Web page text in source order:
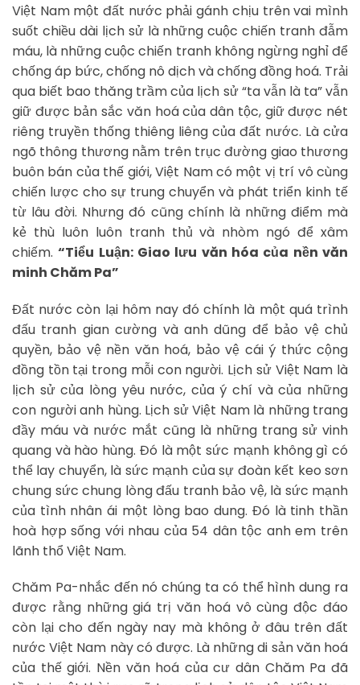
Việt Nam một đất nước phải gánh chịu trên vai mình
suốt chiều dài lịch sử là những cuộc chiến tranh đẫm
máu, là những cuộc chiến tranh không ngừng nghỉ để
chống áp bức, chống nô dịch và chống đồng hoá. Trải
qua biết bao thăng trầm của lịch sử “ta vẫn là ta” vẫn
giữ được bản sắc văn hoá của dân tộc, giữ được nét
riêng truyền thống thiêng liêng của đất nước. Là cửa
ngõ thông thương nằm trên trục đường giao thương
buôn bán của thế giới, Việt Nam có một vị trí vô cùng
chiến lược cho sự trung chuyển và phát triển kinh tế
từ lâu đời. Nhưng đó cũng chính là những điểm mà
kẻ thù luôn luôn tranh thủ và nhòm ngó để xâm
chiếm.“Tiểu Luận: Giao lưu văn hóa của nền văn
minh Chăm Pa”
Đất nước còn lại hôm nay đó chính là một quá trình
đấu tranh gian cường và anh dũng để bảo vệ chủ
quyền, bảo vệ nền văn hoá, bảo vệ cái ý thức cộng
đồng tồn tại trong mỗi con người. Lịch sử Việt Nam là
lịch sử của lòng yêu nước, của ý chí và của những
con người anh hùng. Lịch sử Việt Nam là những trang
đầy máu và nước mắt cũng là những trang sử vinh
quang và hào hùng. Đó là một sức mạnh không gì có
thể lay chuyển, là sức mạnh của sự đoàn kết keo sơn
chung sức chung lòng đấu tranh bảo vệ, là sức mạnh
của tình nhân ái một lòng bao dung. Đó là tinh thần
hoà hợp sống với nhau của 54 dân tộc anh em trên
lãnh thổ Việt Nam.
Chăm Pa-nhắc đến nó chúng ta có thể hình dung ra
được rằng những giá trị văn hoá vô cùng độc đáo
còn lại cho đến ngày nay mà không ở đâu trên đất
nước Việt Nam này có được. Là những di sản văn hoá
của thế giới. Nền văn hoá của cư dân Chăm Pa đã